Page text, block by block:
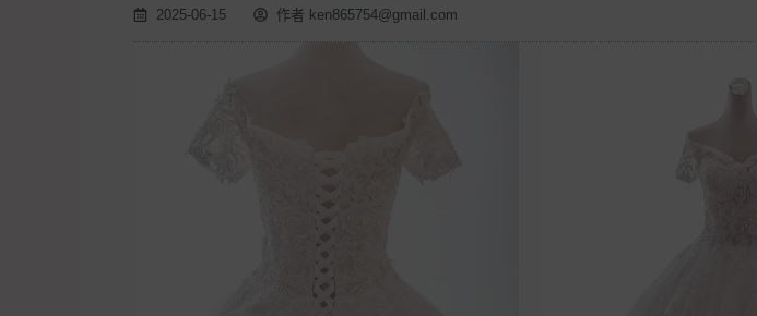
2025-06-15 作者 ken865754@gmail.com